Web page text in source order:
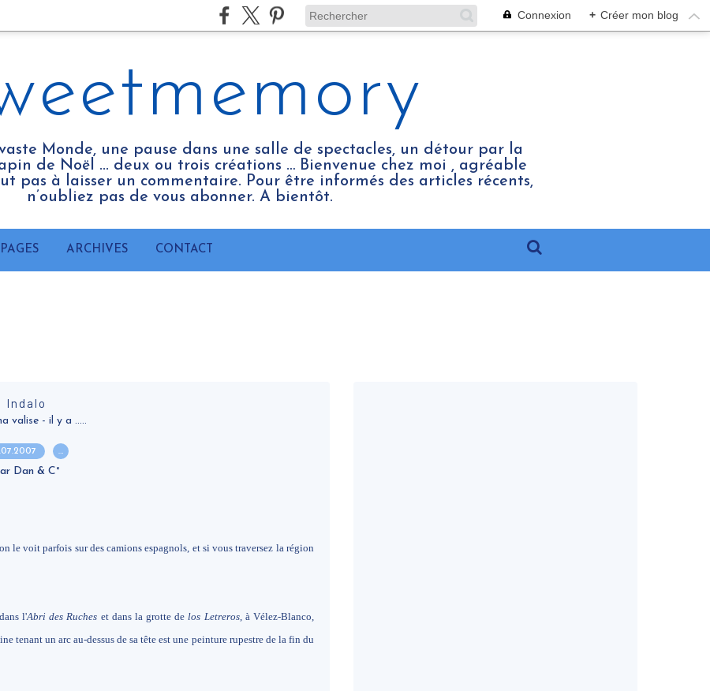
Connexion + Créer mon blog
Monde, une pause dans une salle de spectacles, un détour par la
de Noël ... deux ou trois créations … Bienvenue chez moi , agréable
pas à laisser un commentaire. Pour être informés des articles récents,
n’oubliez pas de vous abonner. A bientôt.
PAGES ARCHIVES CONTACT
Indalo
valise - il y a .....
…
Dan & C°
le voit parfois sur des camions espagnols, et si vous traversez la région
l'Abri des Ruches et dans la grotte delos Letreros, à Vélez-Blanco,
tenant un arc au-dessus de sa tête est une peinture rupestre de la fin du